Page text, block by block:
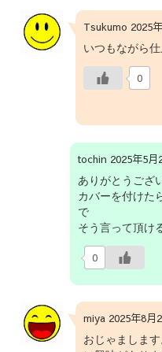
Tsukumo 2025
いつもながら
0
tochin 2025年5月
ありがとうござ
カバーを付けた
で
そう言って頂け
0
miya 2025年8月
おじゃましま